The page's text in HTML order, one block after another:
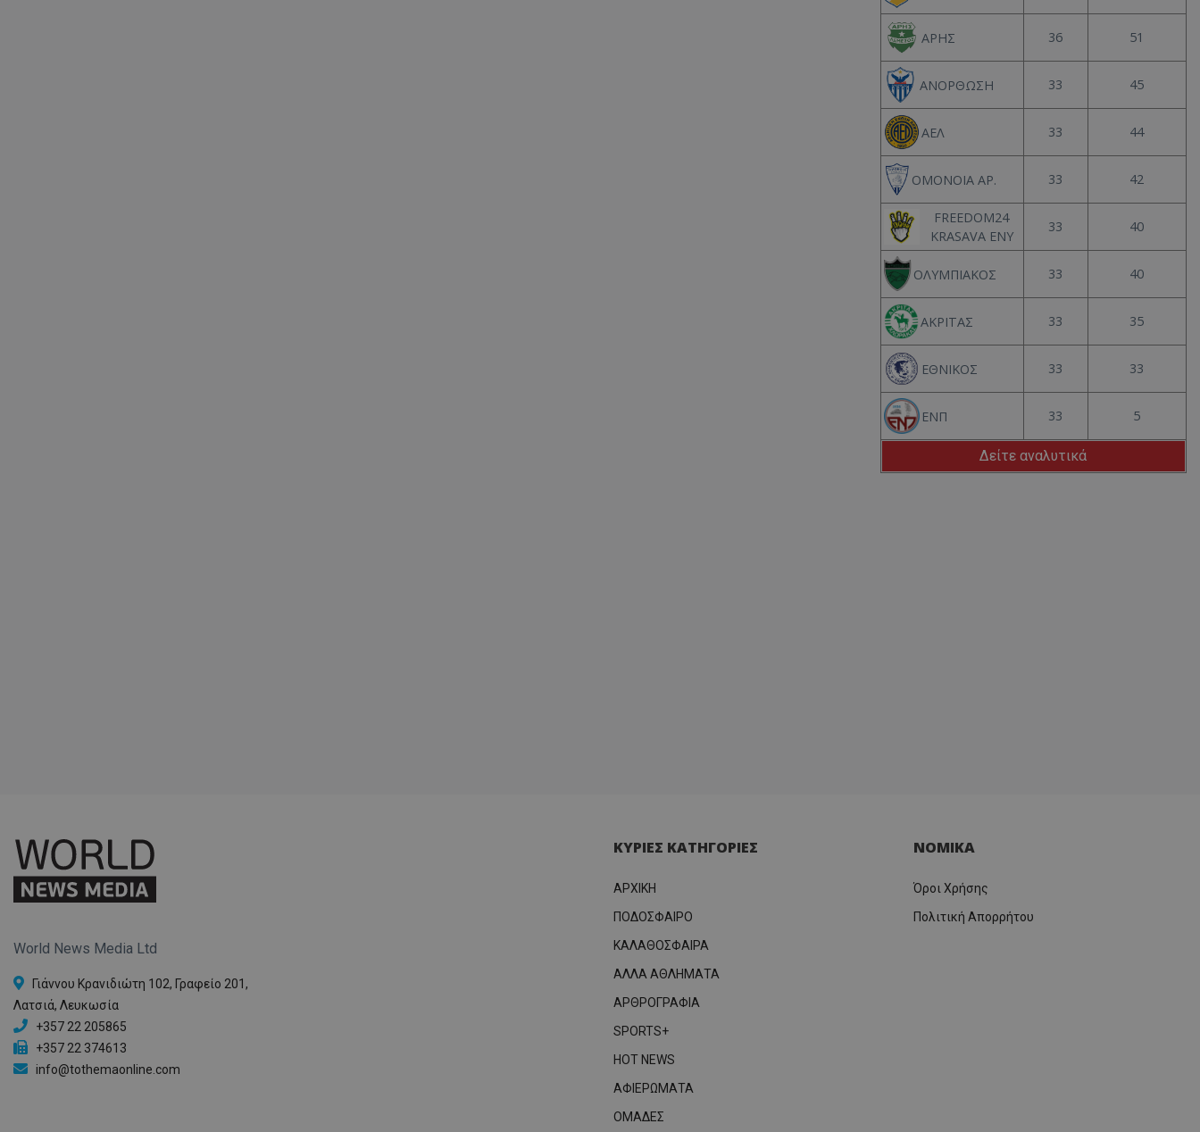
ΑΡΗΣ 36 51
ΑΝΟΡΘΩΣΗ 33 45
ΑΕΛ 33 44
ΟΜΟΝΟΙΑ ΑΡ. 33 42
FREEDOM24
KRASAVA ΕΝΥ
33 40
ΟΛΥΜΠΙΑΚΟΣ 33 40
ΑΚΡΙΤΑΣ 33 35
ΕΘΝΙΚΟΣ 33 33
ΕΝΠ 33 5
Δείτε αναλυτικά
World News Media Ltd
Γιάννου Κρανιδιώτη 102, Γραφείο 201,
Λατσιά, Λευκωσία
+357 22 205865
+357 22 374613
info@tothemaonline.com
ΚΥΡΙΕΣ ΚΑΤΗΓΟΡΙΕΣ
ΑΡΧΙΚΗ
ΠΟΔΟΣΦΑΙΡΟ
ΚΑΛΑΘΟΣΦΑΙΡΑ
ΑΛΛΑ ΑΘΛΗΜΑΤΑ
ΑΡΘΡΟΓΡΑΦΙΑ
SPORTS+
HOT NEWS
ΑΦΙΕΡΩΜΑΤΑ
ΟΜΑΔΕΣ
ΝΟΜΙΚΑ
Όροι Χρήσης
Πολιτική Απορρήτου